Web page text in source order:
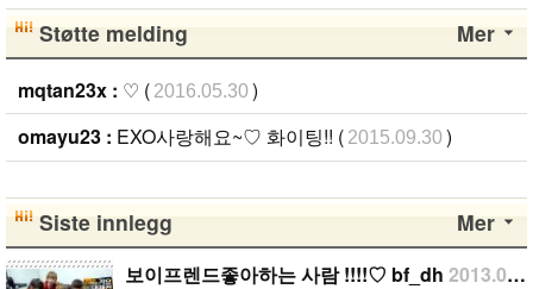
Mer
Støtte melding
mqtan23x : ♡ ( 2016.05.30 )
omayu23 : EXO사랑해요~♡ 화이팅!! ( 2015.09.30 )
Mer
Siste innlegg
보이프렌드좋아하는 사람 !!!!♡ bf_dh 2013.07.31